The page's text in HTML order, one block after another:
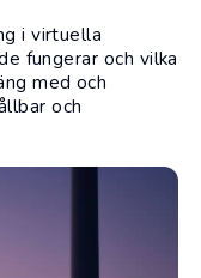
i virtuella
fungerar och vilka
med och
och